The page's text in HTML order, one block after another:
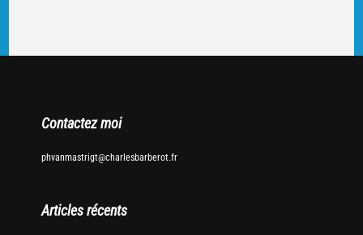
Contactez moi
phvanmastrigt@charlesbarberot.fr
Articles récents